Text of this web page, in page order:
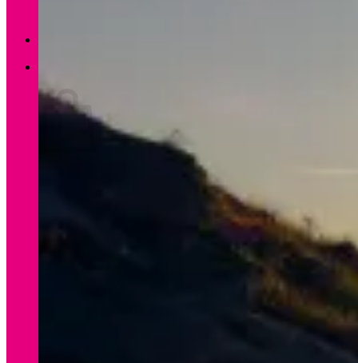
Es befinden sich keine Produkte im Warenkorb.